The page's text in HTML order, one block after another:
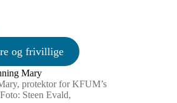
og frivillige
protektor for KFUM’s
Steen Evald,